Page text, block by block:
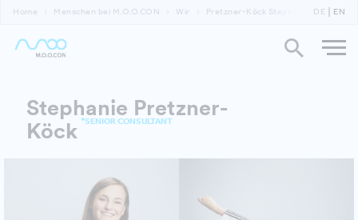
Home Menschen bei M.O.O.CON Wir Pretzner-Köck Stephanie DE EN
Stephanie Pretzner-
Köck *SENIOR CONSULTANT